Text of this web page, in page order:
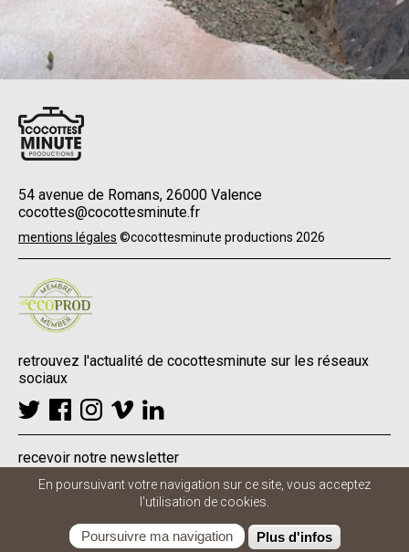
54 avenue de Romans, 26000 Valence
cocottes@cocottesminute.fr
Menu
Pied
de
page
mentions légales ©cocottesminute productions 2026
retrouvez l'actualité de cocottesminute sur les réseaux
sociaux
recevoir notre newsletter
En poursuivant votre navigation sur ce site, vous acceptez
l'utilisation de cookies.
Poursuivre ma navigation Plus d'infos